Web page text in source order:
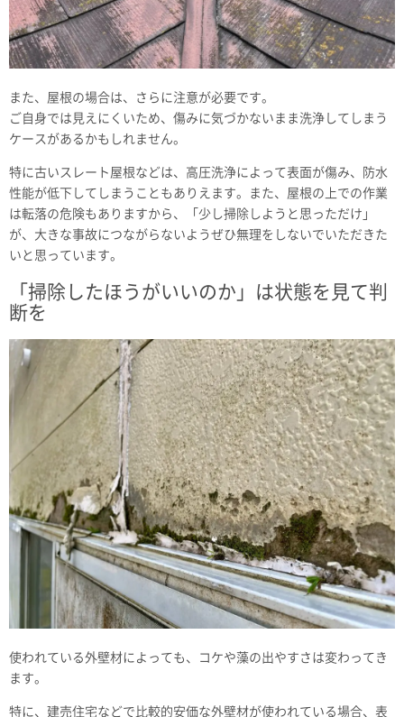
また、屋根の場合は、さらに注意が必要です。
ご自身では見えにくいため、傷みに気づかないまま洗浄してしまう
ケースがあるかもしれません。
特に古いスレート屋根などは、高圧洗浄によって表面が傷み、防水
性能が低下してしまうこともありえます。また、屋根の上での作業
は転落の危険もありますから、「少し掃除しようと思っただけ」
が、大きな事故につながらないようぜひ無理をしないでいただきた
いと思っています。
「掃除したほうがいいのか」は状態を見て判
断を
使われている外壁材によっても、コケや藻の出やすさは変わってき
ます。
特に、建売住宅などで比較的安価な外壁材が使われている場合、表